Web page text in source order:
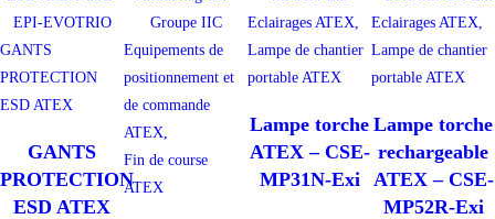
GANTS
PROTECTION
ESD ATEX
GANTS
PROTECTION
ESD ATEX
Equipements de
positionnement et
de commande
ATEX,
Fin de course
ATEX
Eclairages ATEX,
Lampe de chantier
portable ATEX
Lampe torche
ATEX – CSE-
MP31N-Exi
Eclairages ATEX,
Lampe de chantier
portable ATEX
Lampe torche
rechargeable
ATEX – CSE-
MP52R-Exi